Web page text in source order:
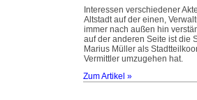
Interessen verschiedener
Altstadt auf der einen,
immer nach außen hin
auf der anderen Seite ist die
Marius Müller als
Vermittler umzugehen hat.
Zum Artikel »